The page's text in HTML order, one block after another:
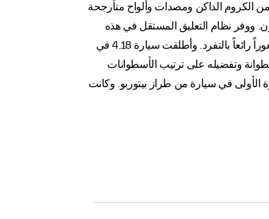
أنيقة وتزيينات من الكروم الداكن ومصدات وألواح متأرجحة
ووفر نظام التعليق المستقل في هذه
السيارة إمكانية التحكم الإلكتروني النشط بالعجلات الأربع في حين جمعت المقصورة بين تزيينات الجلد والخشب، مما أضاف على السيارة شعوراً رائعاً بالتفرد. وأطلقت سيارة 4.18 في
422 في الأسواق الإيطالية حصراً مع إضافة 3 صمامات لكل رأس أسطوانة وتفضيله على ترتيب الأسطوانات
قياسي للمرة الأولى في سيارة من طراز بيتوربو. وكانت